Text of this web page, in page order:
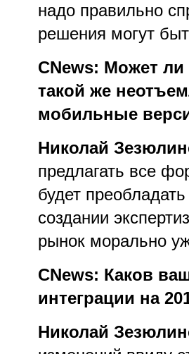
надо правильно
решения могут
CNews: Может ли
такой же
мобильные
Николай
предлагать все
будет
создании
рынок морально
CNews: Каков
интеграции на
Николай